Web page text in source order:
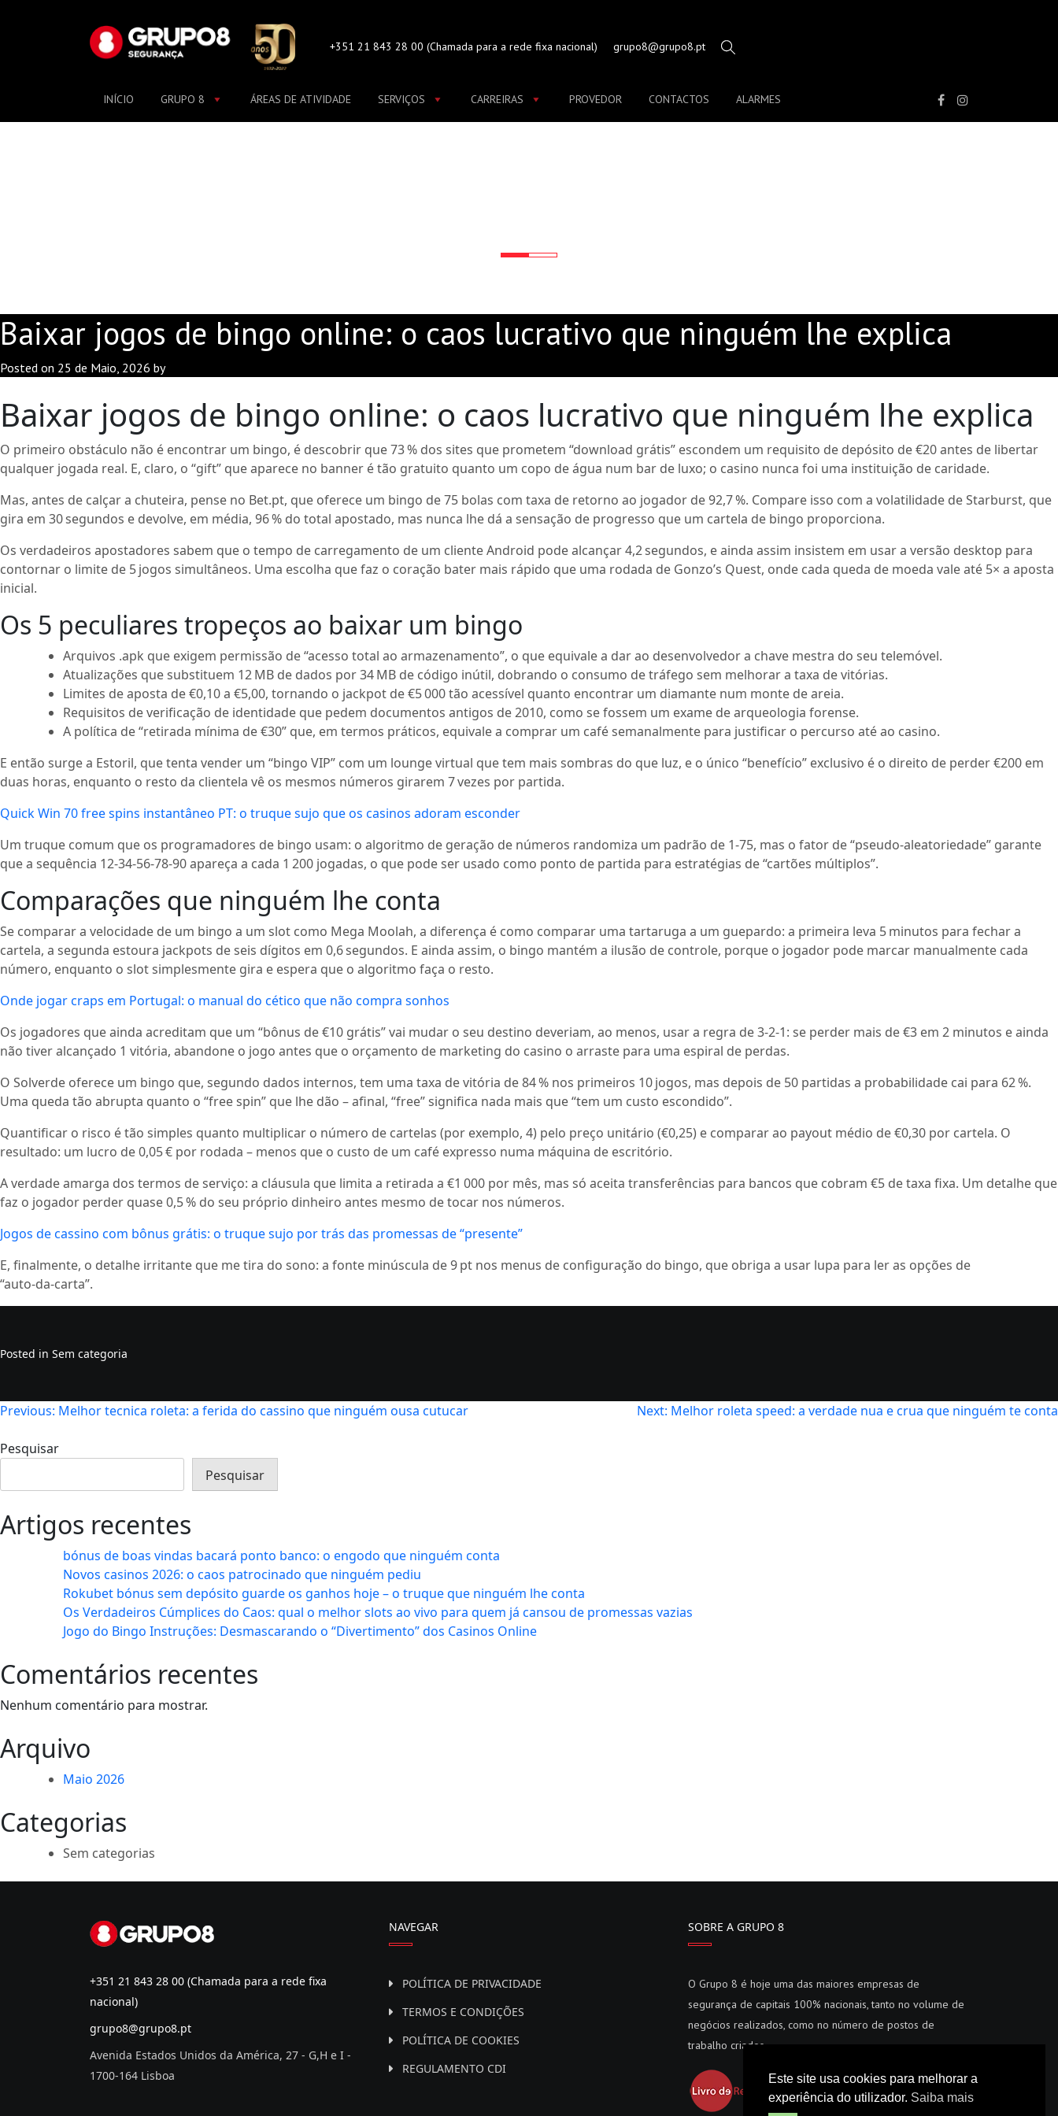
+351 21 843 28 00 (Chamada para a rede fixa nacional) grupo8@grupo8.pt
INÍCIO GRUPO 8 ÁREAS DE ATIVIDADE SERVIÇOS CARREIRAS PROVEDOR CONTACTOS ALARMES
Baixar jogos de bingo online: o caos lucrativo que ninguém lhe explica
Posted on 25 de Maio, 2026 by
Baixar jogos de bingo online: o caos lucrativo que ninguém lhe explica
O primeiro obstáculo não é encontrar um bingo, é descobrir que 73 % dos sites que prometem “download grátis” escondem um requisito de depósito de €20 antes de libertar
qualquer jogada real. E, claro, o “gift” que aparece no banner é tão gratuito quanto um copo de água num bar de luxo; o casino nunca foi uma instituição de caridade.
Mas, antes de calçar a chuteira, pense no Bet.pt, que oferece um bingo de 75 bolas com taxa de retorno ao jogador de 92,7 %. Compare isso com a volatilidade de Starburst, que
gira em 30 segundos e devolve, em média, 96 % do total apostado, mas nunca lhe dá a sensação de progresso que um cartela de bingo proporciona.
Os verdadeiros apostadores sabem que o tempo de carregamento de um cliente Android pode alcançar 4,2 segundos, e ainda assim insistem em usar a versão desktop para
contornar o limite de 5 jogos simultâneos. Uma escolha que faz o coração bater mais rápido que uma rodada de Gonzo’s Quest, onde cada queda de moeda vale até 5× a aposta
inicial.
Os 5 peculiares tropeços ao baixar um bingo
Arquivos .apk que exigem permissão de “acesso total ao armazenamento”, o que equivale a dar ao desenvolvedor a chave mestra do seu telemóvel.
Atualizações que substituem 12 MB de dados por 34 MB de código inútil, dobrando o consumo de tráfego sem melhorar a taxa de vitórias.
Limites de aposta de €0,10 a €5,00, tornando o jackpot de €5 000 tão acessível quanto encontrar um diamante num monte de areia.
Requisitos de verificação de identidade que pedem documentos antigos de 2010, como se fossem um exame de arqueologia forense.
A política de “retirada mínima de €30” que, em termos práticos, equivale a comprar um café semanalmente para justificar o percurso até ao casino.
E então surge a Estoril, que tenta vender um “bingo VIP” com um lounge virtual que tem mais sombras do que luz, e o único “benefício” exclusivo é o direito de perder €200 em
duas horas, enquanto o resto da clientela vê os mesmos números girarem 7 vezes por partida.
Quick Win 70 free spins instantâneo PT: o truque sujo que os casinos adoram esconder
Um truque comum que os programadores de bingo usam: o algoritmo de geração de números randomiza um padrão de 1‑75, mas o fator de “pseudo‑aleatoriedade” garante
que a sequência 12‑34‑56‑78‑90 apareça a cada 1 200 jogadas, o que pode ser usado como ponto de partida para estratégias de “cartões múltiplos”.
Comparações que ninguém lhe conta
Se comparar a velocidade de um bingo a um slot como Mega Moolah, a diferença é como comparar uma tartaruga a um guepardo: a primeira leva 5 minutos para fechar a
cartela, a segunda estoura jackpots de seis dígitos em 0,6 segundos. E ainda assim, o bingo mantém a ilusão de controle, porque o jogador pode marcar manualmente cada
número, enquanto o slot simplesmente gira e espera que o algoritmo faça o resto.
Onde jogar craps em Portugal: o manual do cético que não compra sonhos
Os jogadores que ainda acreditam que um “bônus de €10 grátis” vai mudar o seu destino deveriam, ao menos, usar a regra de 3‑2‑1: se perder mais de €3 em 2 minutos e ainda
não tiver alcançado 1 vitória, abandone o jogo antes que o orçamento de marketing do casino o arraste para uma espiral de perdas.
O Solverde oferece um bingo que, segundo dados internos, tem uma taxa de vitória de 84 % nos primeiros 10 jogos, mas depois de 50 partidas a probabilidade cai para 62 %.
Uma queda tão abrupta quanto o “free spin” que lhe dão – afinal, “free” significa nada mais que “tem um custo escondido”.
Quantificar o risco é tão simples quanto multiplicar o número de cartelas (por exemplo, 4) pelo preço unitário (€0,25) e comparar ao payout médio de €0,30 por cartela. O
resultado: um lucro de 0,05 € por rodada – menos que o custo de um café expresso numa máquina de escritório.
A verdade amarga dos termos de serviço: a cláusula que limita a retirada a €1 000 por mês, mas só aceita transferências para bancos que cobram €5 de taxa fixa. Um detalhe que
faz o jogador perder quase 0,5 % do seu próprio dinheiro antes mesmo de tocar nos números.
Jogos de cassino com bônus grátis: o truque sujo por trás das promessas de “presente”
E, finalmente, o detalhe irritante que me tira do sono: a fonte minúscula de 9 pt nos menus de configuração do bingo, que obriga a usar lupa para ler as opções de
“auto‑da‑carta”.
Posted in Sem categoria
Navegação
de
Previous: Melhor tecnica roleta: a ferida do cassino que ninguém ousa cutucar Next: Melhor roleta speed: a verdade nua e crua que ninguém te conta
Pesquisar
Pesquisar
Artigos recentes
bónus de boas vindas bacará ponto banco: o engodo que ninguém conta
Novos casinos 2026: o caos patrocinado que ninguém pediu
Rokubet bónus sem depósito guarde os ganhos hoje – o truque que ninguém lhe conta
Os Verdadeiros Cúmplices do Caos: qual o melhor slots ao vivo para quem já cansou de promessas vazias
Jogo do Bingo Instruções: Desmascarando o “Divertimento” dos Casinos Online
Comentários recentes
Nenhum comentário para mostrar.
Arquivo
Maio 2026
Categorias
Sem categorias
+351 21 843 28 00 (Chamada para a rede fixa
nacional)
grupo8@grupo8.pt
Avenida Estados Unidos da América, 27 - G,H e I -
1700-164 Lisboa
NAVEGAR
POLÍTICA DE PRIVACIDADE
TERMOS E CONDIÇÕES
POLÍTICA DE COOKIES
REGULAMENTO CDI
SOBRE A GRUPO 8
O Grupo 8 é hoje uma das maiores empresas de
segurança de capitais 100% nacionais, tanto no volume de
negócios realizados, como no número de postos de
trabalho criados.
Este site usa cookies para melhorar a
experiência do utilizador. Saiba mais